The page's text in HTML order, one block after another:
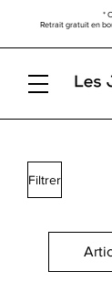
*
Retrait gratuit en
Filtrer